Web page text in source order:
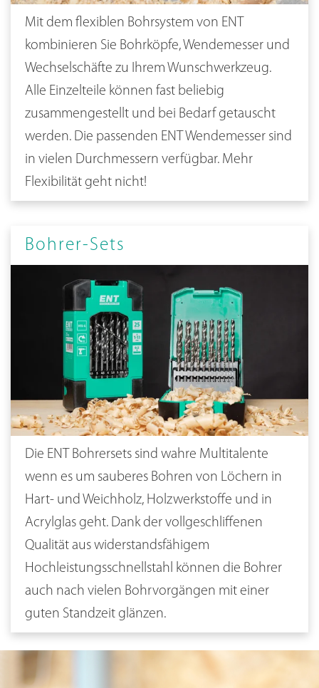
Mit dem flexiblen Bohrsystem von ENT
kombinieren Sie Bohrköpfe, Wendemesser und
Wechselschäfte zu Ihrem Wunschwerkzeug.
Alle Einzelteile können fast beliebig
zusammengestellt und bei Bedarf getauscht
werden. Die passenden ENT Wendemesser sind
in vielen Durchmessern verfügbar. Mehr
Flexibilität geht nicht!
Bohrer-Sets
Die ENT Bohrersets sind wahre Multitalente
wenn es um sauberes Bohren von Löchern in
Hart- und Weichholz, Holzwerkstoffe und in
Acrylglas geht. Dank der vollgeschliffenen
Qualität aus widerstandsfähigem
Hochleistungsschnellstahl können die Bohrer
auch nach vielen Bohrvorgängen mit einer
guten Standzeit glänzen.